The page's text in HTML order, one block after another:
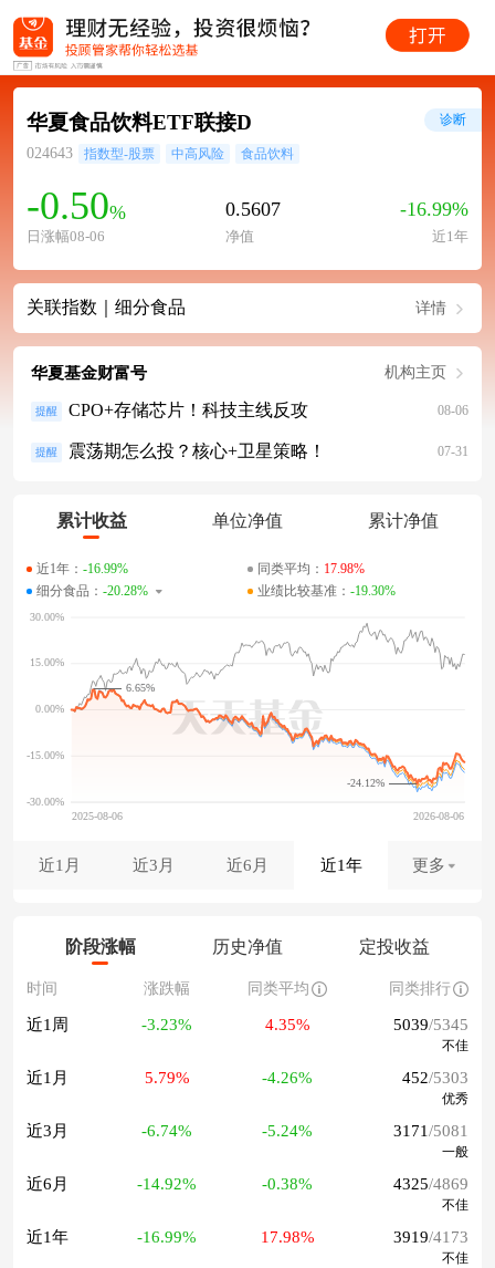
华夏食品饮料ETF联接D
024643 指数型-股票 中高风险 食品饮料
-0.50%
日涨幅08-06
0.5607
净值
-16.99%
近1年
诊断
关联指数｜细分食品 详情
华夏基金财富号 机构主页
提醒 CPO+存储芯片！科技主线反攻 08-06
提醒 震荡期怎么投？核心+卫星策略！ 07-31
累计收益 单位净值 累计净值
近1年： -16.99% 同类平均： 17.98%
细分食品： -20.28% 业绩比较基准： -19.30%
-24.12%
6.65%
近1月 近3月 近6月 近1年 更多
阶段涨幅 历史净值 定投收益
时间 涨跌幅 同类平均 同类排行
近1周 -3.23% 4.35% 5039/5345
不佳
近1月 5.79% -4.26% 452/5303
优秀
近3月 -6.74% -5.24% 3171/5081
一般
近6月 -14.92% -0.38% 4325/4869
不佳
近1年 -16.99% 17.98% 3919/4173
不佳